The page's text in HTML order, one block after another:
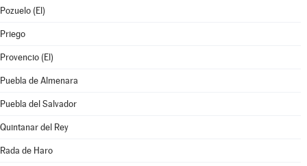
Pozuelo (El)
Priego
Provencio (El)
Puebla de Almenara
Puebla del Salvador
Quintanar del Rey
Rada de Haro